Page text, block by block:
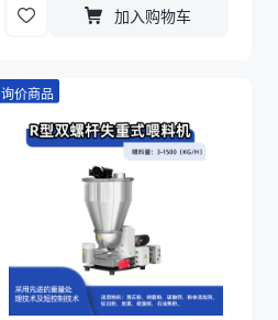
加入购物车
询价商品